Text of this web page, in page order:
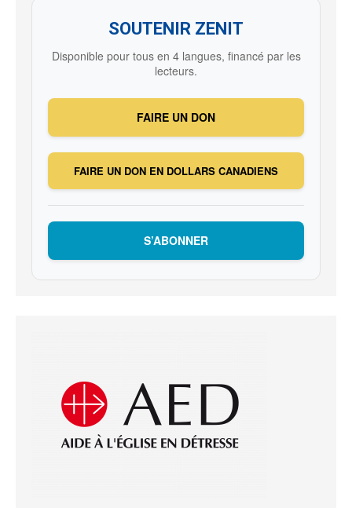
SOUTENIR ZENIT
Disponible pour tous en 4 langues, financé par les
lecteurs.
FAIRE UN DON
FAIRE UN DON EN DOLLARS CANADIENS
S’ABONNER